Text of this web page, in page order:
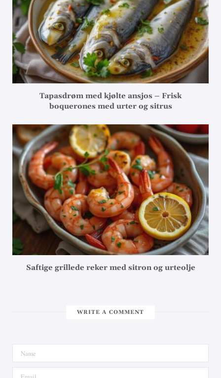
Tapasdrøm med kjølte ansjos – Frisk
boquerones med urter og sitrus
Saftige grillede reker med sitron og urteolje
WRITE A COMMENT